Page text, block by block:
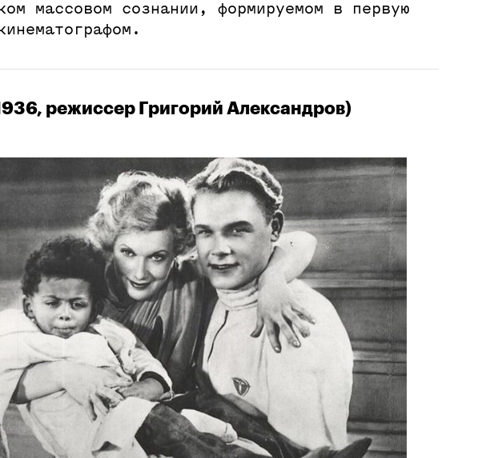
массовом сознании, формируемом в первую
режиссер Григорий Александров)